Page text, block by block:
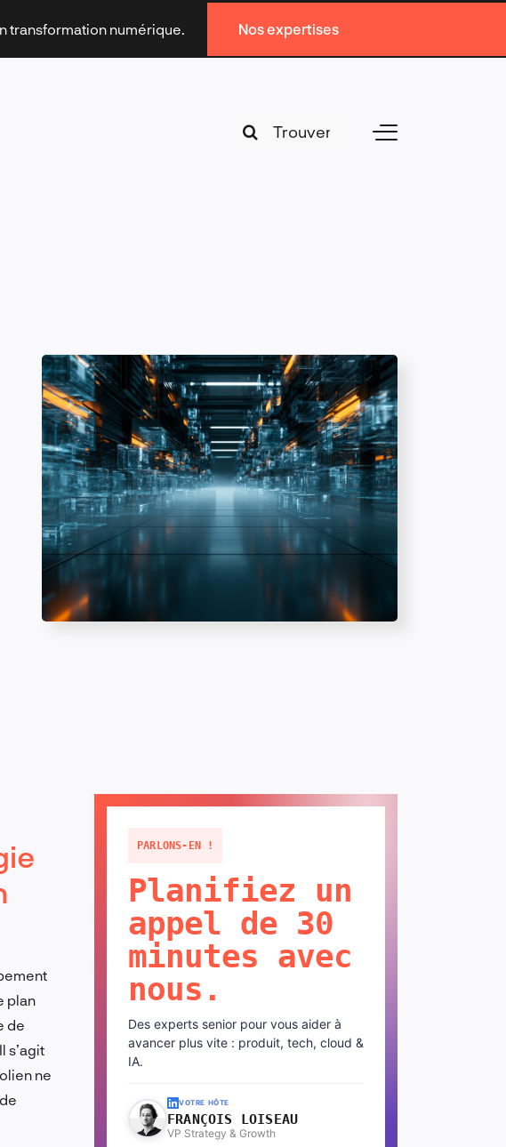
transformation numérique. Nos expertises
Toggle
plan
de
s’agit
ne
PARLONS-EN !
Planifiez un
appel de 30
minutes avec
nous.
Des experts senior pour vous aider à
avancer plus vite : produit, tech, cloud &
IA.
VOTRE HÔTE
FRANÇOIS LOISEAU
VP Strategy & Growth